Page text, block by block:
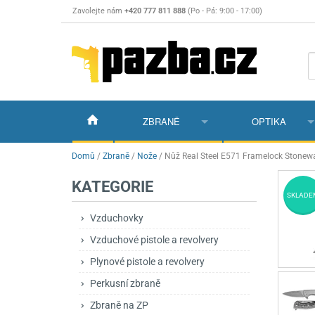
Zavolejte nám +420 777 811 888 (Po - Pá: 9:00 - 17:00)
ZBRANĚ
Vzduchovky Vzduchovky na
Příslušenství pro
Vzduchovky PCP
Vzduchovky
Vzduchové pistole a revolveryPříslušenství
Pružinové pistole
Plynové pistole a revolvery
Perkusní zbraně
Zbraně na ZP Pušky opakovací
Pušky
Nože s pevnou
OPTIKA
Puškohledy
Dalekohledy a
Kolimátory, lasery
Noční vidění a
Domů / Zbraně / Nože / Nůž Real Steel E571 Framelock
KATEGORIE
Vzduchovky
Vzduchové pistole a revolvery
Plynové pistole a revolvery
Perkusní zbraně
Zbraně na ZP